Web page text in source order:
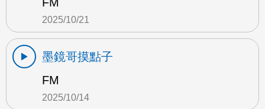
2025/10/21
墨鏡哥摸點子
FM
2025/10/14